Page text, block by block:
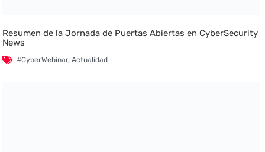
Resumen de la Jornada de Puertas Abiertas en CyberSecurity
News
#CyberWebinar,Actualidad